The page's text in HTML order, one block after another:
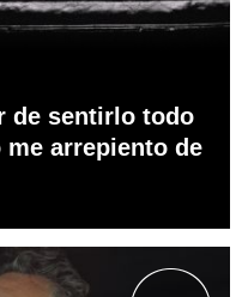
de sentirlo todo
arrepiento de